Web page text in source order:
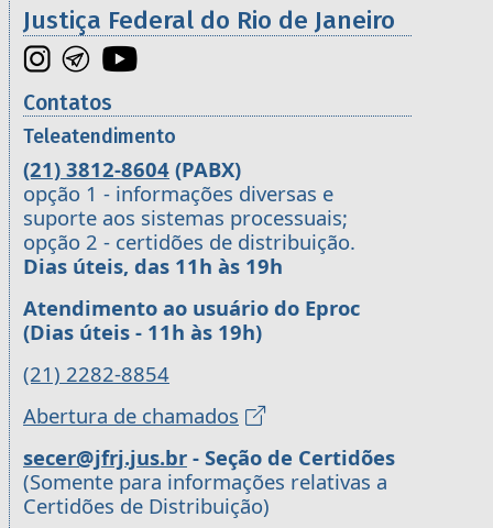
Justiça Federal do Rio de Janeiro
Contatos
Teleatendimento
(21) 3812-8604 (PABX)
opção 1 - informações diversas e
suporte aos sistemas processuais;
opção 2 - certidões de distribuição.
Dias úteis, das 11h às 19h
Atendimento ao usuário do Eproc
(Dias úteis - 11h às 19h)
(21) 2282-8854
Abertura de chamados
secer@jfrj.jus.br - Seção de Certidões
(Somente para informações relativas a
Certidões de Distribuição)